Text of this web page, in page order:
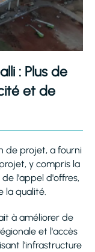
: Plus de
et de
de projet, a fourni
y compris la
l'appel d'offres,
la qualité.
à améliorer de
et l'accès
l'infrastructure